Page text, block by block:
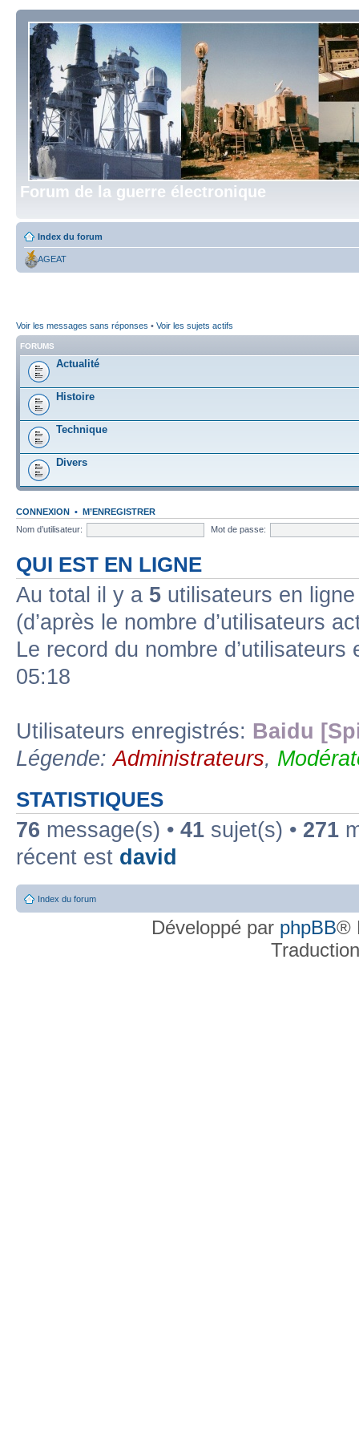
Forum de la guerre électronique
Index du forum
AGEAT
Voir les messages sans réponses • Voir les sujets actifs
FORUMS
Actualité
Histoire
Technique
Divers
CONNEXION • M’ENREGISTRER
Nom d’utilisateur:
Mot de passe:
QUI EST EN LIGNE
Au total il y a 5 utilisateurs en
(d’après le nombre d’utilisateurs
Le record du nombre
05:18
Utilisateurs enregistrés: Baidu
Légende:Administrateurs,
STATISTIQUES
76 message(s) • 41 sujet(s) • 271
récent est david
Index du forum
Développé par phpBB®